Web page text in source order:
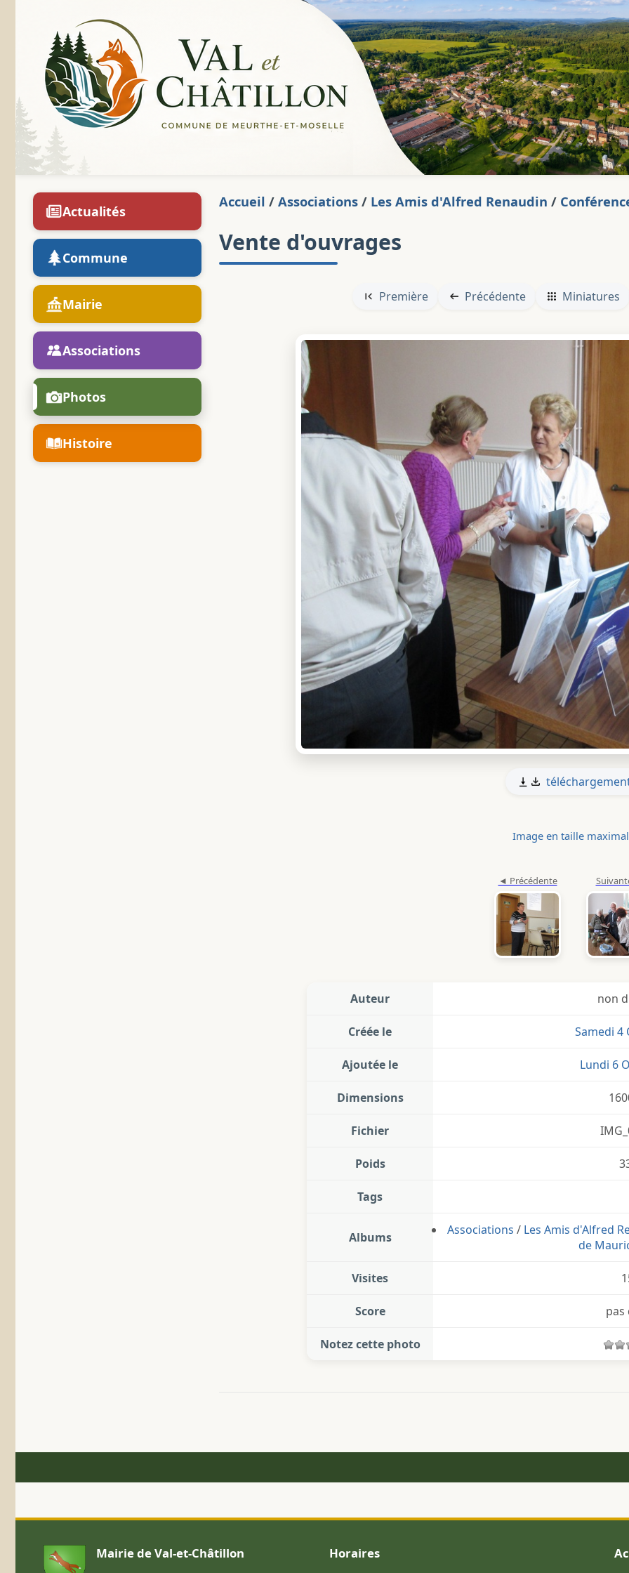
Actualités
Commune
Mairie
Associations
Photos
Histoire
Accueil / Associations / Les Amis d'Alfred Renaudin /
Vente d'ouvrages
Première Précédente Miniatures
Image en taille
Auteur non
Créée le Samedi 4
Ajoutée le Lundi 6
Dimensions
Fichier
Poids
Tags
Albums Associations / Les Amis d'Alfred
de
Visites
Score pas
Notez cette photo
Mairie de Val-et-Châtillon Horaires